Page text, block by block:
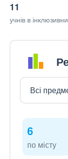
11
учнів в
6
по місту